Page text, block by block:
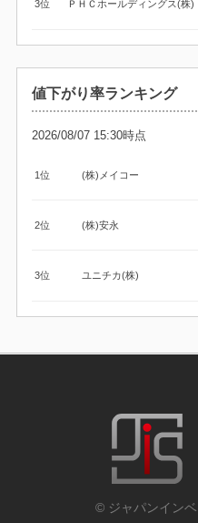
3位 ＰＨＣホールディングス(株)
値下がり率ランキング
2026/08/07 15:30時点
1位 (株)メイコー
2位 (株)安永
3位 ユニチカ(株)
© ジャパンイン